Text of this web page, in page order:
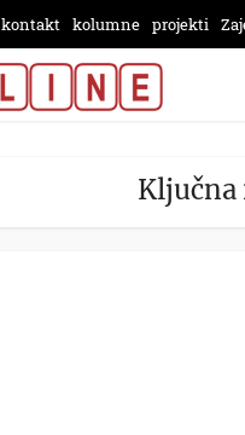
kontakt kolumne projekti
Ključna